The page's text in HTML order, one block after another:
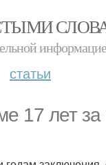
статьи
17 лет за